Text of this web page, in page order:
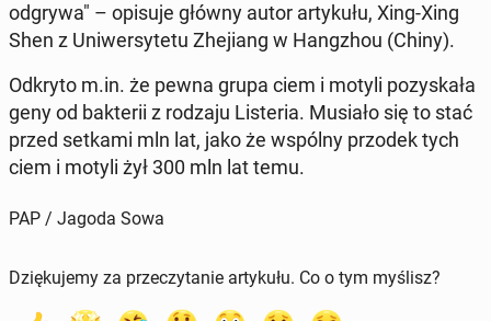
odgrywa" – opisuje główny autor ar­ty­ku­łu, Xing-Xing
Shen z Uni­wer­sy­te­tu Zhe­jiang w Hang­zhou (Chiny).
Odkryto m.in. że pewna grupa ciem i motyli po­zy­ska­ła
geny od bak­te­rii z rodzaju Li­ste­ria. Musiało się to stać
przed setkami mln lat, jako że wspólny przodek tych
ciem i motyli żył 300 mln lat temu.
PAP / Jagoda Sowa
Dziękujemy za przeczytanie artykułu. Co o tym myślisz?